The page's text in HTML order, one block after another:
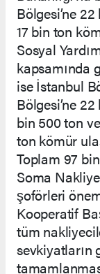
Bölgesi’ne
17 bin ton
Sosyal
kapsamında
ise İstanbul
Bölgesi’ne
bin 500 ton
ton kömür
Toplam 97
Soma
şoförleri
Kooperatif
tüm
sevkiyatların